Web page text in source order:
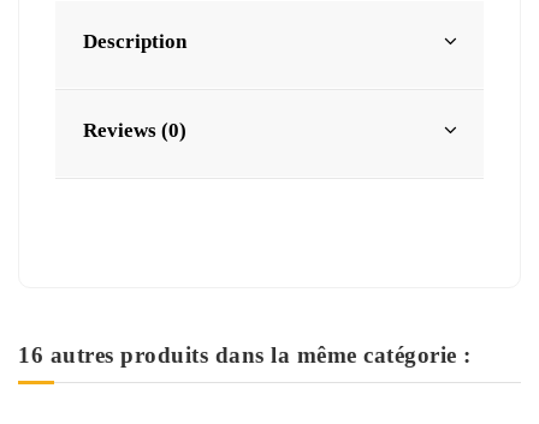
Description
Reviews (0)
16 autres produits dans la même catégorie :